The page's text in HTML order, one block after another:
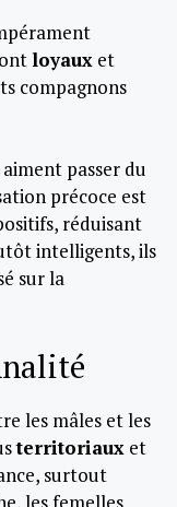
loyaux et
compagnons
passer du
précoce est
réduisant
intelligents, ils
sur la
les mâles et les
territoriaux et
surtout
les femelles